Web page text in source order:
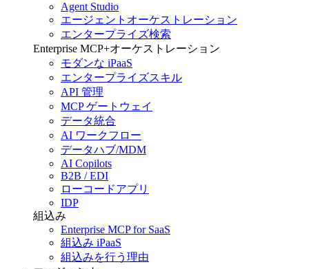
Agent Studio
エージェントオーケストレーション
エンタープライズ検索
Enterprise MCP+オーケストレーション
モダンな iPaaS
エンタープライズスキル
API 管理
MCP ゲートウェイ
データ統合
AI ワークフロー
データハブ/MDM
AI Copilots
B2B / EDI
ローコードアプリ
IDP
組込み
Enterprise MCP for SaaS
組込み iPaaS
組込みを行う理由